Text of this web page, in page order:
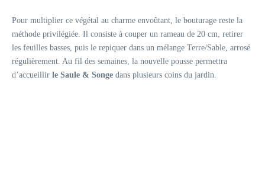
Pour multiplier ce végétal au charme envoûtant, le bouturage reste la
méthode privilégiée. Il consiste à couper un rameau de 20 cm, retirer
les feuilles basses, puis le repiquer dans un mélange Terre/Sable, arrosé
régulièrement. Au fil des semaines, la nouvelle pousse permettra
d’accueillir le Saule & Songe dans plusieurs coins du jardin.